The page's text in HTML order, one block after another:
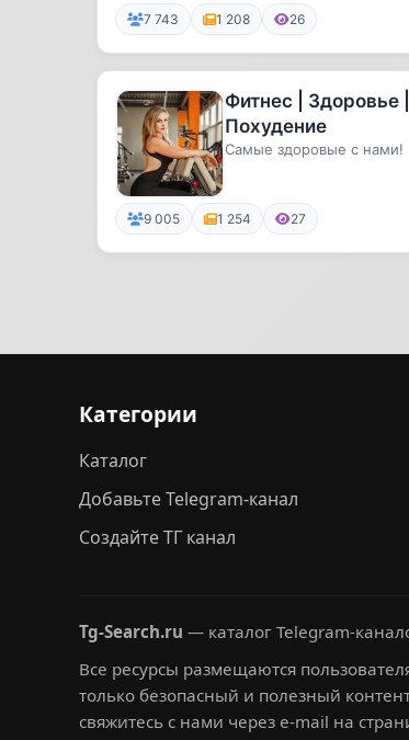
7 743 1 208 26
Фитнес | Здоровье |
Похудение
Самые здоровые с нами!
9 005 1 254 27
Категории
Каталог
Добавьте Telegram-канал
Создайте ТГ канал
Tg-Search.ru — каталог Telegram-
Все ресурсы размещаются
только безопасный и полезный
свяжитесь с нами через e-mail на